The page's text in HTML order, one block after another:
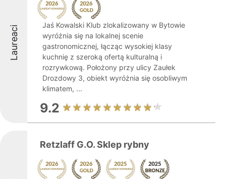
Laureaci
Jaś Kowalski Klub zlokalizowany w Bytowie
wyróżnia się na lokalnej scenie
gastronomicznej, łącząc wysokiej klasy
kuchnię z szeroką ofertą kulturalną i
rozrywkową. Położony przy ulicy Zaułek
Drozdowy 3, obiekt wyróżnia się osobliwym
klimatem, ...
9.2
Retzlaff G.O. Sklep rybny